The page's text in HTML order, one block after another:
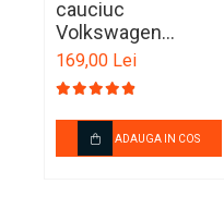
Ornamente Toba Auto
Parasolare Auto
Plasa elastica &
Prelate Auto
cauciuc
Volkswagen
Touran I 2003-
2010 Frogum
169,00 Lei
ADAUGA IN COS